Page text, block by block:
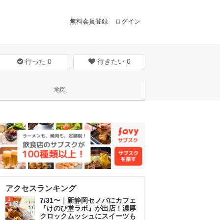
無料会員登録 ログイン
行った 0 行きたい 0
地図
アクセスランキング
1
7/31〜｜新静岡セノバにカフェ
『けのひ堂ラボ』が出店！濃厚
クロックムッシュにスイーツも